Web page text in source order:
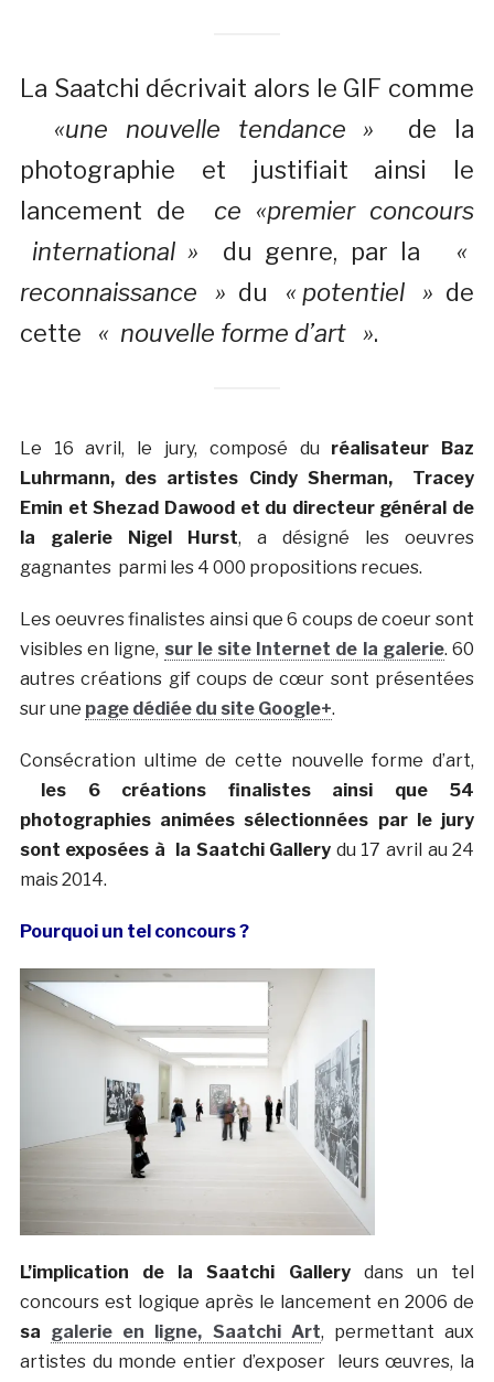
La Saatchi décrivait alors le GIF comme
«une nouvelle tendance » de la
photographie et justifiait ainsi le
lancement de ce «premier concours
international » du genre, par la
«
reconnaissance » du « potentiel » de
cette
« nouvelle forme d’art ».
Le 16 avril, le jury, composé du réalisateur Baz
Luhrmann, des artistes Cindy Sherman, Tracey
Emin et Shezad Dawood et du directeur général de
la galerie Nigel Hurst, a désigné les oeuvres
gagnantes parmi les 4 000 propositions recues.
Les oeuvres finalistes ainsi que 6 coups de coeur sont
visibles en ligne, sur le site Internet de la galerie. 60
autres créations gif coups de cœur sont présentées
sur une page dédiée du site Google+.
Consécration ultime de cette nouvelle forme d’art,
les 6 créations finalistes ainsi que 54
photographies animées sélectionnées par le jury
sont exposées à la Saatchi Gallery du 17 avril au 24
mais 2014.
Pourquoi un tel concours ?
L’implication de la Saatchi Gallerydans un tel
concours est logique après le lancement en 2006 de
sa galerie en ligne, Saatchi Art, permettant aux
artistes du monde entier d’exposer leurs œuvres, la